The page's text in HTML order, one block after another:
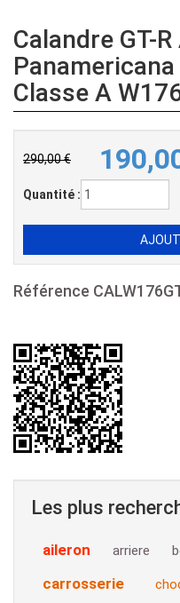
Calandre GT-R
Classe A
290,00 €
Quantité :
Référence
Les plus
aileron arriere
carrosserie